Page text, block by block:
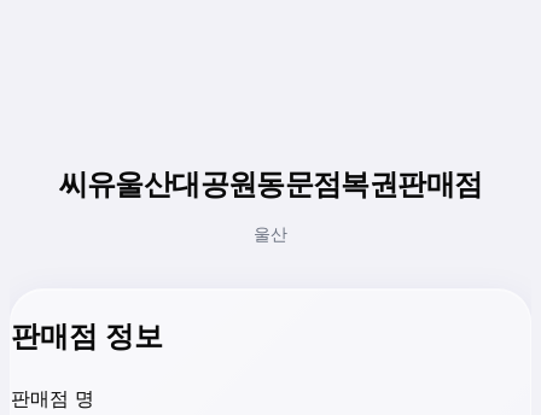
씨유울산대공원동문점복권판매점
울산
판매점 정보
판매점 명